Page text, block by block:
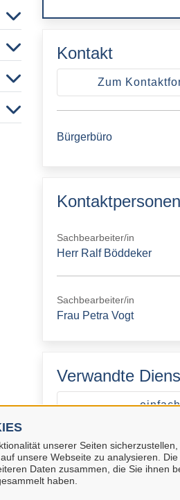
unserer Seiten
unsere Webseite zu analysieren.
Daten zusammen, die Sie ihnen
haben.
Kontakt
Zum
Bürgerbüro
Kontaktpersonen
Sachbearbeiter/in
Herr Ralf Böddeker
Sachbearbeiter/in
Frau Petra Vogt
Verwandte